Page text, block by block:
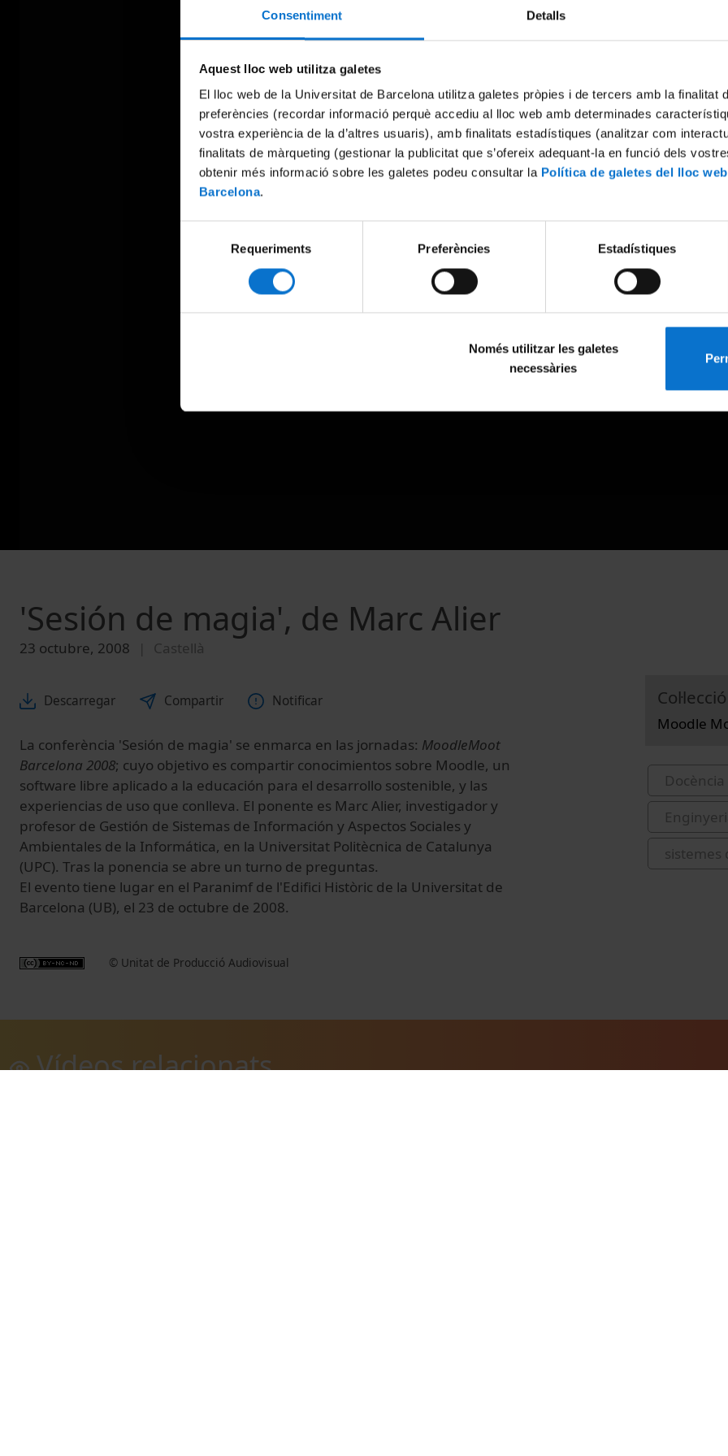
Consentiment Detalls
Aquest lloc web utilitza galetes
El lloc web de la Universitat de Barcelona utilitza galetes pròpies i de tercers amb la finalitat
preferències (recordar informació perquè accediu al lloc web amb determinades
vostra experiència de la d’altres usuaris), amb finalitats estadístiques (analitzar com
finalitats de màrqueting (gestionar la publicitat que s’ofereix adequant-la en funció dels
obtenir més informació sobre les galetes podeu consultar la Política de galetes del lloc
Barcelona.
Requeriments Preferències Estadístiques
Només utilitzar les galetes
necessàries
'Sesión de magia', de Marc Alier
23 octubre, 2008 Castellà
Descarregar Compartir Notificar
La conferència 'Sesión de magia' se enmarca en las jornadas: MoodleMoot
Barcelona 2008; cuyo objetivo es compartir conocimientos sobre Moodle, un
software libre aplicado a la educación para el desarrollo sostenible, y las
experiencias de uso que conlleva. El ponente es Marc Alier, investigador y
profesor de Gestión de Sistemas de Información y Aspectos Sociales y
Ambientales de la Informática, en la Universitat Politècnica de Catalunya
(UPC). Tras la ponencia se abre un turno de preguntas.
El evento tiene lugar en el Paranimf de l'Edifici Històric de la Universitat de
Barcelona (UB), el 23 de octubre de 2008.
© Unitat de Producció Audiovisual
Col·lecció
Moodle
Docència
sistemes
Vídeos relacionats